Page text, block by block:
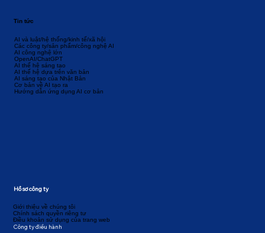
AI và luật/hệ thống/kinh tế/xã hội
Các công ty/sản phẩm/công nghệ AI
AI công nghệ lớn
OpenAI/ChatGPT
AI thế hệ sáng tạo
AI thế hệ dựa trên văn bản
AI sáng tạo của Nhật Bản
Cơ bản về AI tạo ra
Hướng dẫn ứng dụng AI cơ bản
Tin tức
Giới thiệu về chúng tôi
Chính sách quyền riêng tư
Điều khoản sử dụng của trang web
Công ty điều hành
Hồ sơ công ty